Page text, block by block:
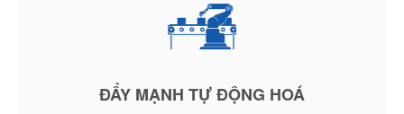
ĐẨY MẠNH TỰ ĐỘNG HOÁ